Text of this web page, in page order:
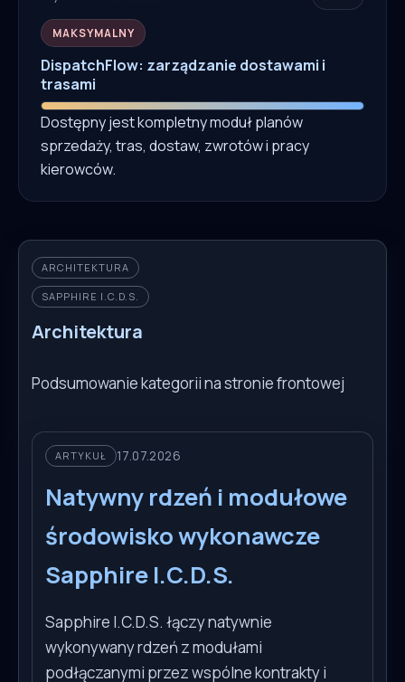
MAKSYMALNY
DispatchFlow: zarządzanie dostawami i
trasami
Dostępny jest kompletny moduł planów
sprzedaży, tras, dostaw, zwrotów i pracy
kierowców.
ARCHITEKTURA
SAPPHIRE I.C.D.S.
Architektura
Podsumowanie kategorii na stronie frontowej
ARTYKUŁ 17.07.2026
Natywny rdzeń i modułowe
środowisko wykonawcze
Sapphire I.C.D.S.
Sapphire I.C.D.S. łączy natywnie
wykonywany rdzeń z modułami
podłączanymi przez wspólne kontrakty i